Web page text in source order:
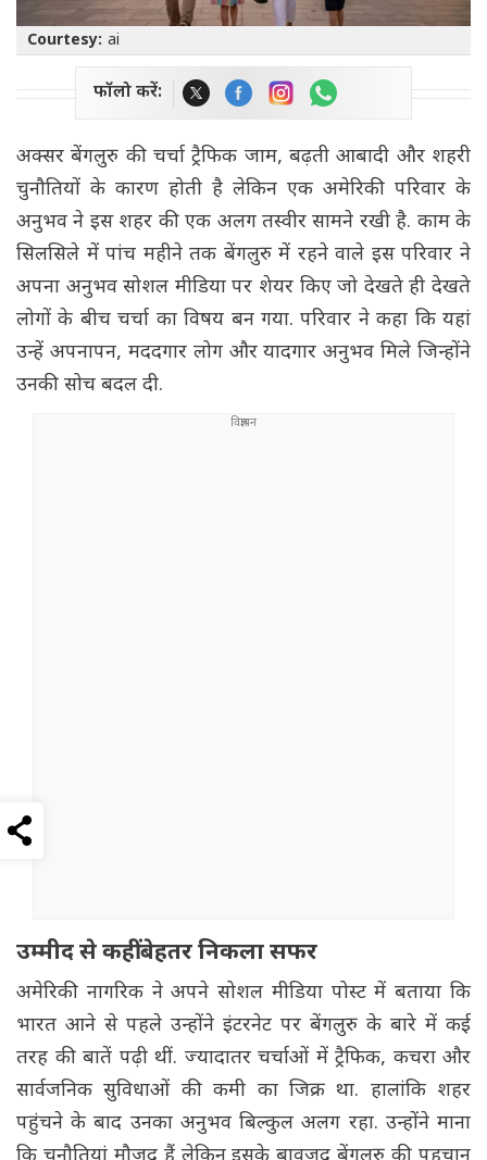
Courtesy: ai
फॉलो करें:
अक्सर बेंगलुरु की चर्चा ट्रैफिक जाम, बढ़ती आबादी और शहरी
चुनौतियों के कारण होती है लेकिन एक अमेरिकी परिवार के
अनुभव ने इस शहर की एक अलग तस्वीर सामने रखी है. काम के
सिलसिले में पांच महीने तक बेंगलुरु में रहने वाले इस परिवार ने
अपना अनुभव सोशल मीडिया पर शेयर किए जो देखते ही देखते
लोगों के बीच चर्चा का विषय बन गया. परिवार ने कहा कि यहां
उन्हें अपनापन, मददगार लोग और यादगार अनुभव मिले जिन्होंने
उनकी सोच बदल दी.
उम्मीद से कहीं बेहतर निकला सफर
अमेरिकी नागरिक ने अपने सोशल मीडिया पोस्ट में बताया कि
भारत आने से पहले उन्होंने इंटरनेट पर बेंगलुरु के बारे में कई
तरह की बातें पढ़ी थीं. ज्यादातर चर्चाओं में ट्रैफिक, कचरा और
सार्वजनिक सुविधाओं की कमी का जिक्र था. हालांकि शहर
पहुंचने के बाद उनका अनुभव बिल्कुल अलग रहा. उन्होंने माना